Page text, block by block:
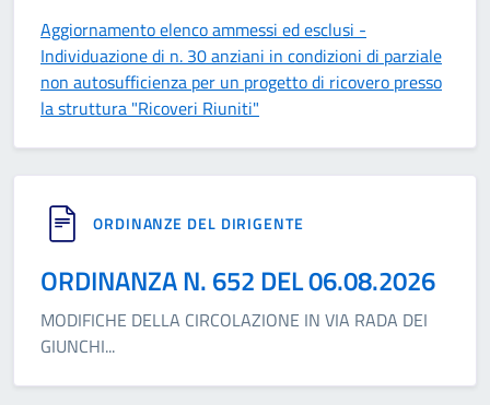
Aggiornamento elenco ammessi ed esclusi -
Individuazione di n. 30 anziani in condizioni di parziale
non autosufficienza per un progetto di ricovero presso
la struttura "Ricoveri Riuniti"
ORDINANZE DEL DIRIGENTE
ORDINANZA N. 652 DEL 06.08.2026
MODIFICHE DELLA CIRCOLAZIONE IN VIA RADA DEI
GIUNCHI...